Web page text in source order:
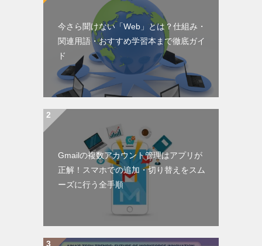
今さら聞けない「Web」とは？仕組み・
関連用語・おすすめ学習本まで徹底ガイ
ド
Gmailの複数アカウント管理はアプリが
正解！スマホでの追加・切り替えをスム
ーズに行う全手順